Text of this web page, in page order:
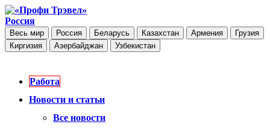
Россия
Весь мир Россия Беларусь Казахстан Армения
Грузия
Киргизия
Азербайджан Узбекистан
Работа
Новости и статьи
Все новости